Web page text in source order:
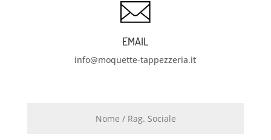
EMAIL
info@moquette-tappezzeria.it